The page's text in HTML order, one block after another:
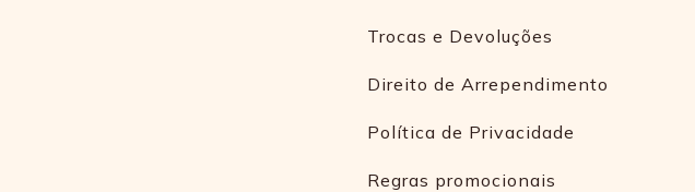
Trocas e Devoluções
Direito de Arrependimento
Política de Privacidade
Regras promocionais